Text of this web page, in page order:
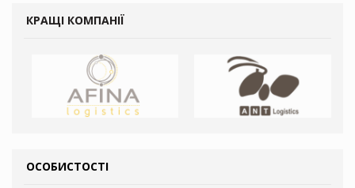
КРАЩІ КОМПАНІЇ
ОСОБИСТОСТІ